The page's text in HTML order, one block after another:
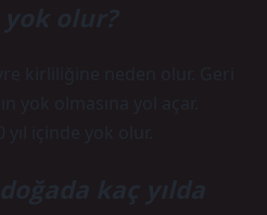
olur?
kirliliğine neden olur. Geri
yok olmasına yol açar.
içinde yok olur.
kaç yılda